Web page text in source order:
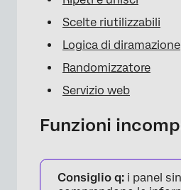
Scelte riutilizzabili
Logica di diramazione
Randomizzatore
Servizio web
Funzioni
Consiglio q: i panel